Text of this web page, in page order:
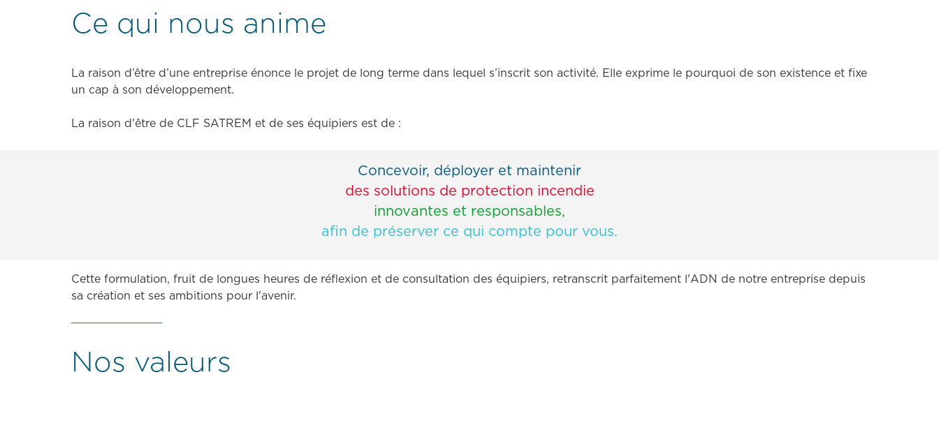
Ce qui nous anime
La raison d’être d’une entreprise énonce le projet de long terme dans lequel s’inscrit son activité. Elle exprime le pourquoi de son existence et fixe
un cap à son développement.
La raison d'être de CLF SATREM et de ses équipiers est de :
Concevoir, déployer et maintenir
des solutions de protection incendie
innovantes et responsables,
afin de préserver ce qui compte pour vous.
Cette formulation, fruit de longues heures de réflexion et de consultation des équipiers, retranscrit parfaitement l'ADN de notre entreprise depuis
sa création et ses ambitions pour l'avenir.
Nos valeurs